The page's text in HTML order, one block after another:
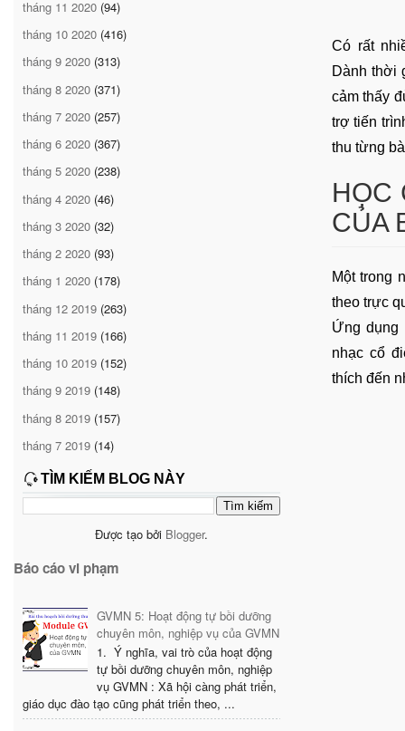
tháng 11 2020 (94)
tháng 10 2020 (416)
tháng 9 2020 (313)
tháng 8 2020 (371)
tháng 7 2020 (257)
tháng 6 2020 (367)
tháng 5 2020 (238)
tháng 4 2020 (46)
tháng 3 2020 (32)
tháng 2 2020 (93)
tháng 1 2020 (178)
tháng 12 2019 (263)
tháng 11 2019 (166)
tháng 10 2019 (152)
tháng 9 2019 (148)
tháng 8 2019 (157)
tháng 7 2019 (14)
TÌM KIẾM BLOG NÀY
Được tạo bởi Blogger.
Báo cáo vi phạm
GVMN 5: Hoạt động tự bồi dưỡng
chuyên môn, nghiệp vụ của GVMN
1. Ý nghĩa, vai trò của hoạt động
tự bồi dưỡng chuyên môn, nghiệp
vụ GVMN : Xã hội càng phát triển,
giáo dục đào tạo cũng phát triển theo, ...
Có rất
Dành thời
cảm thấy
trợ tiến
thu từng
HỌC
CỦA
Một trong
theo trực
Ứng dụng
nhạc cổ
thích đến